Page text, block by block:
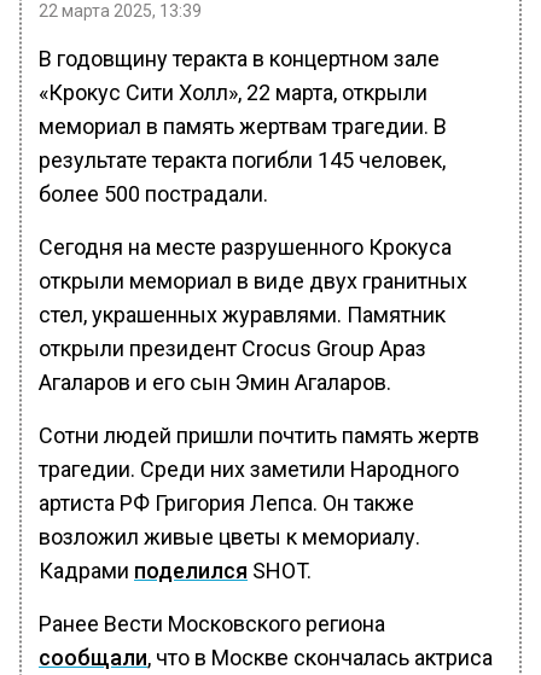
22 марта 2025, 13:39
В годовщину теракта в концертном зале
«Крокус Сити Холл», 22 марта, открыли
мемориал в память жертвам трагедии. В
результате теракта погибли 145 человек,
более 500 пострадали.
Сегодня на месте разрушенного Крокуса
открыли мемориал в виде двух гранитных
стел, украшенных журавлями. Памятник
открыли президент Crocus Group Араз
Агаларов и его сын Эмин Агаларов.
Сотни людей пришли почтить память жертв
трагедии. Среди них заметили Народного
артиста РФ Григория Лепса. Он также
возложил живые цветы к мемориалу.
Кадрами поделился SHOT.
Ранее Вести Московского региона
сообщали, что в Москве скончалась актриса